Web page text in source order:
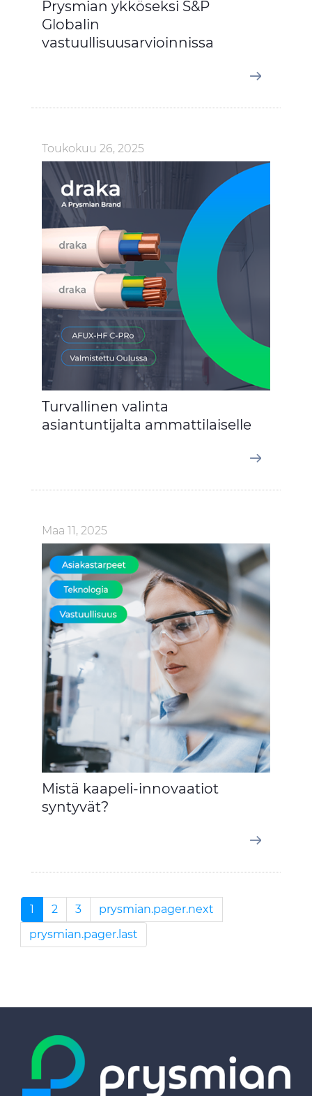
Prysmian ykköseksi S&P
Globalin
vastuullisuusarvioinnissa
Toukokuu 26, 2025
Turvallinen valinta
asiantuntijalta ammattilaiselle
Maa 11, 2025
Mistä kaapeli-innovaatiot
syntyvät?
1 2 3
prysmian.pager.next
prysmian.pager.last